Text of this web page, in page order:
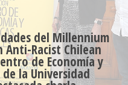
del Millennium
Anti-Racist Chilean
de Economía y
de la Universidad